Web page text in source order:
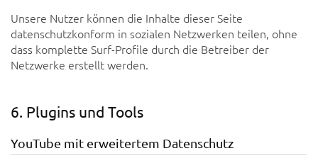
Unsere Nutzer können die Inhalte dieser Seite
datenschutzkonform in sozialen Netzwerken teilen, ohne
dass komplette Surf-Profile durch die Betreiber der
Netzwerke erstellt werden.
6. Plugins und Tools
YouTube mit erweitertem Datenschutz